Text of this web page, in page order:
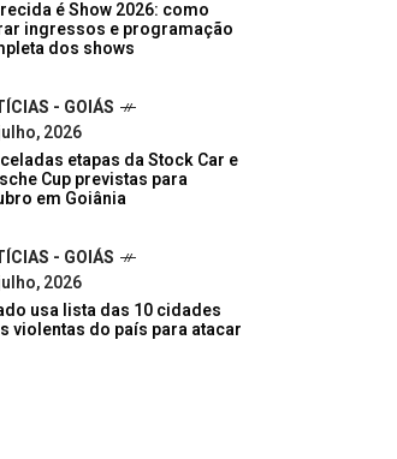
é Show 2026: como
ingressos e programação
dos shows
- GOIÁS
2026
etapas da Stock Car e
Cup previstas para
em Goiânia
- GOIÁS
2026
usa lista das 10 cidades
violentas do país para atacar